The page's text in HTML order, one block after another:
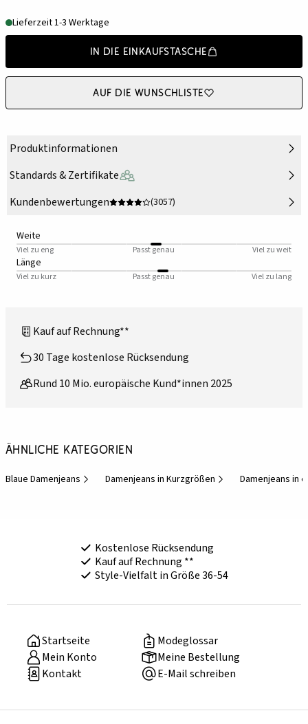
Lieferzeit 1-3 Werktage
In die Einkaufstasche
Auf die Wunschliste
Produktinformationen
Standards & Zertifikate
Kundenbewertungen
(3057)
Weite
Viel zu eng Passt genau Viel zu weit
Länge
Viel zu kurz Passt genau Viel zu lang
Kauf auf Rechnung**
30 Tage kostenlose Rücksendung
Rund 10 Mio. europäische Kund*innen 2025
Ähnliche Kategorien
Blaue Damenjeans Damenjeans in Kurzgrößen Damenjeans in
Kostenlose Rücksendung
Kauf auf Rechnung **
Style-Vielfalt in Größe 36-54
Startseite
Modeglossar
Mein Konto
Meine Bestellung
Kontakt
E-Mail schreiben